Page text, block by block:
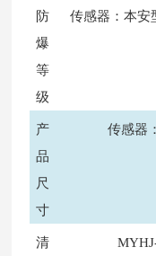
防
爆
等
级
传感器：本安
产
品
尺
寸
传感器
清